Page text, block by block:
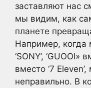
заставляют нас
мы видим, как
планете
Например, когда
‘SONY’, ‘GUOOI»
вместо ‘7
неправильно. В